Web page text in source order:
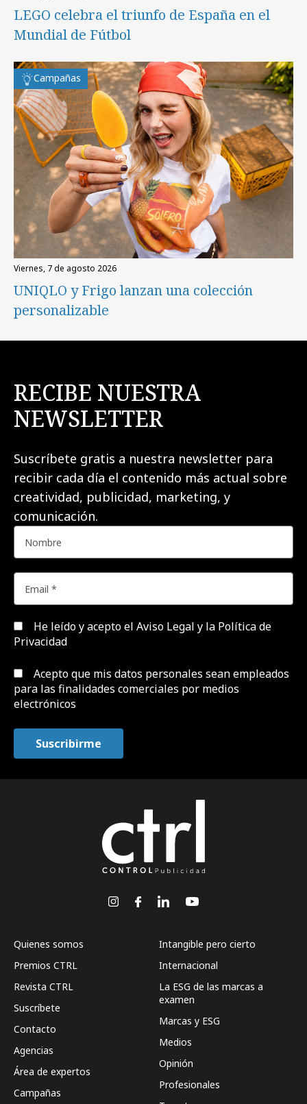
LEGO celebra el triunfo de España en el
Mundial de Fútbol
Campañas
viernes, 7 de agosto 2026
UNIQLO y Frigo lanzan una colección
personalizable
RECIBE NUESTRA
NEWSLETTER
Suscríbete gratis a nuestra newsletter para
recibir cada día el contenido más actual sobre
creatividad, publicidad, marketing, y
comunicación.
He leído y acepto el Aviso Legal y la Política de
Privacidad
Acepto que mis datos personales sean empleados
para las finalidades comerciales por medios
electrónicos
Quienes somos
Premios CTRL
Revista CTRL
Suscríbete
Contacto
Agencias
Área de expertos
Campañas
Intangible pero cierto
Internacional
La ESG de las marcas a
examen
Marcas y ESG
Medios
Opinión
Profesionales